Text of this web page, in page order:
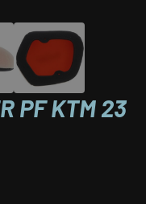
PF KTM 23